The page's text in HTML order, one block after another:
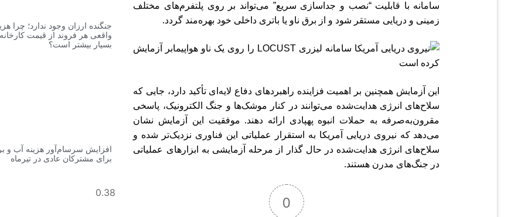
جنگنده ارزان وجود ندارد؛ چرا
واقعی هر فروند از قیمت کارخانه
بسیار بیشتر است؟
افزایش سرسام‌آور هزینه آب و
برای مشترکان عادی در تیرماه
سامانه با قابلیت “نصب و جداسازی سریع” می‌تواند بر روی پلتفرم‌های مختلف
زمینی و دریایی مستقر شود و از برق ناو یا باتری داخلی خود بهره‌مند گردد.
این آزمایش همچنین بر اهمیت فزاینده راهبردهای دفاع لایه‌ای تأکید دارد، جایی که
سلاح‌های انرژی هدایت‌شده می‌توانند در کنار موشک‌ها و جنگ الکترونیک، پاسخی
مقرون‌به‌صرفه به حملات انبوه پهپادی ارائه دهند. موفقیت این آزمایش نشان
می‌دهد که نیروی دریایی آمریکا به استقرار عملیاتی این فناوری نزدیک‌تر شده و
سلاح‌های انرژی هدایت‌شده در حال گذار از مرحله آزمایشی به ابزارهای عملیاتی
در جنگ‌های مدرن هستند.
0